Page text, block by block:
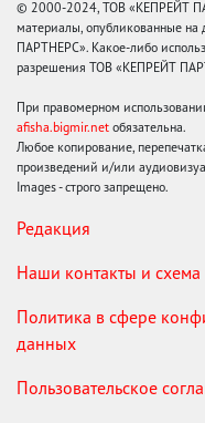
© 2000-2024, ТОВ «КЕПРЕЙТ
материалы, опубликованные
ПАРТНЕРС». Какое-либо
разрешения ТОВ «КЕПРЕЙТ
При правомерном
afisha.bigmir.net обязательна.
Любое копирование,
произведений и/или
Images - строго запрещено.
Редакция
Наши контакты и схема
Политика в сфере
данных
Пользовательское